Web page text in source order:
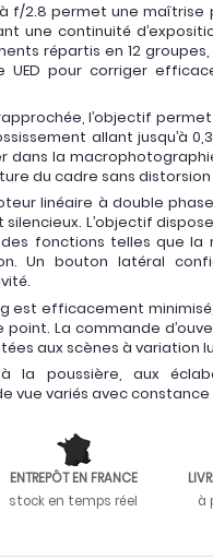
f/2.8 permet une
une continuité
répartis en 12
UED pour corriger
l’objectif
allant jusqu’à
dans la
du cadre sans distorsion
linéaire à double
L’objectif
fonctions telles que la
Un bouton latéral
est efficacement
La commande
aux scènes à variation
la poussière, aux
vue variés avec
ENTREPÔT EN FRANCE
stock en temps réel
à